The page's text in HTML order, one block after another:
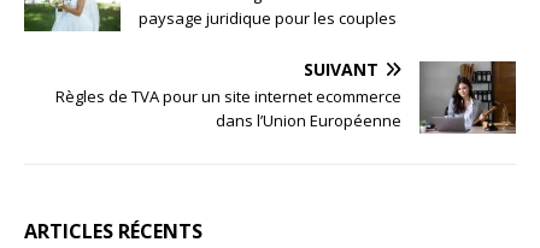
paysage juridique pour les couples
SUIVANT
Règles de TVA pour un site internet ecommerce
dans l’Union Européenne
ARTICLES RÉCENTS